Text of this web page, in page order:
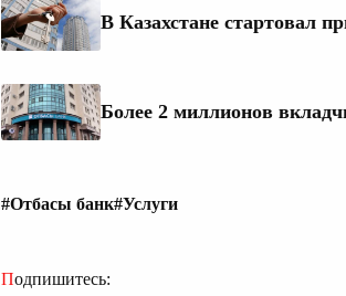
В Казахстане стартовал
Более 2 миллионов
#Отбасы банк#Услуги
Подпишитесь: